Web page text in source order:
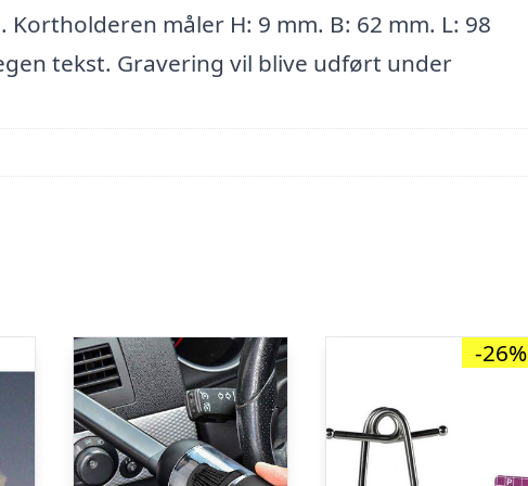
måler H: 9 mm. B: 62 mm. L: 98
tekst. Gravering vil blive udført under
-26%